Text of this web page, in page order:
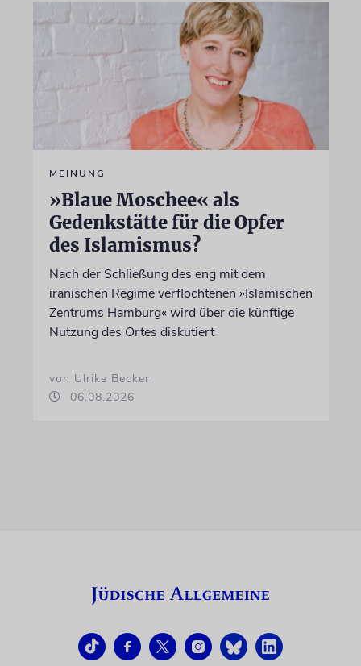
MEINUNG
»Blaue Moschee« als
Gedenkstätte für die Opfer
des Islamismus?
Nach der Schließung des eng mit dem
iranischen Regime verflochtenen »Islamischen
Zentrums Hamburg« wird über die künftige
Nutzung des Ortes diskutiert
von Ulrike Becker
06.08.2026